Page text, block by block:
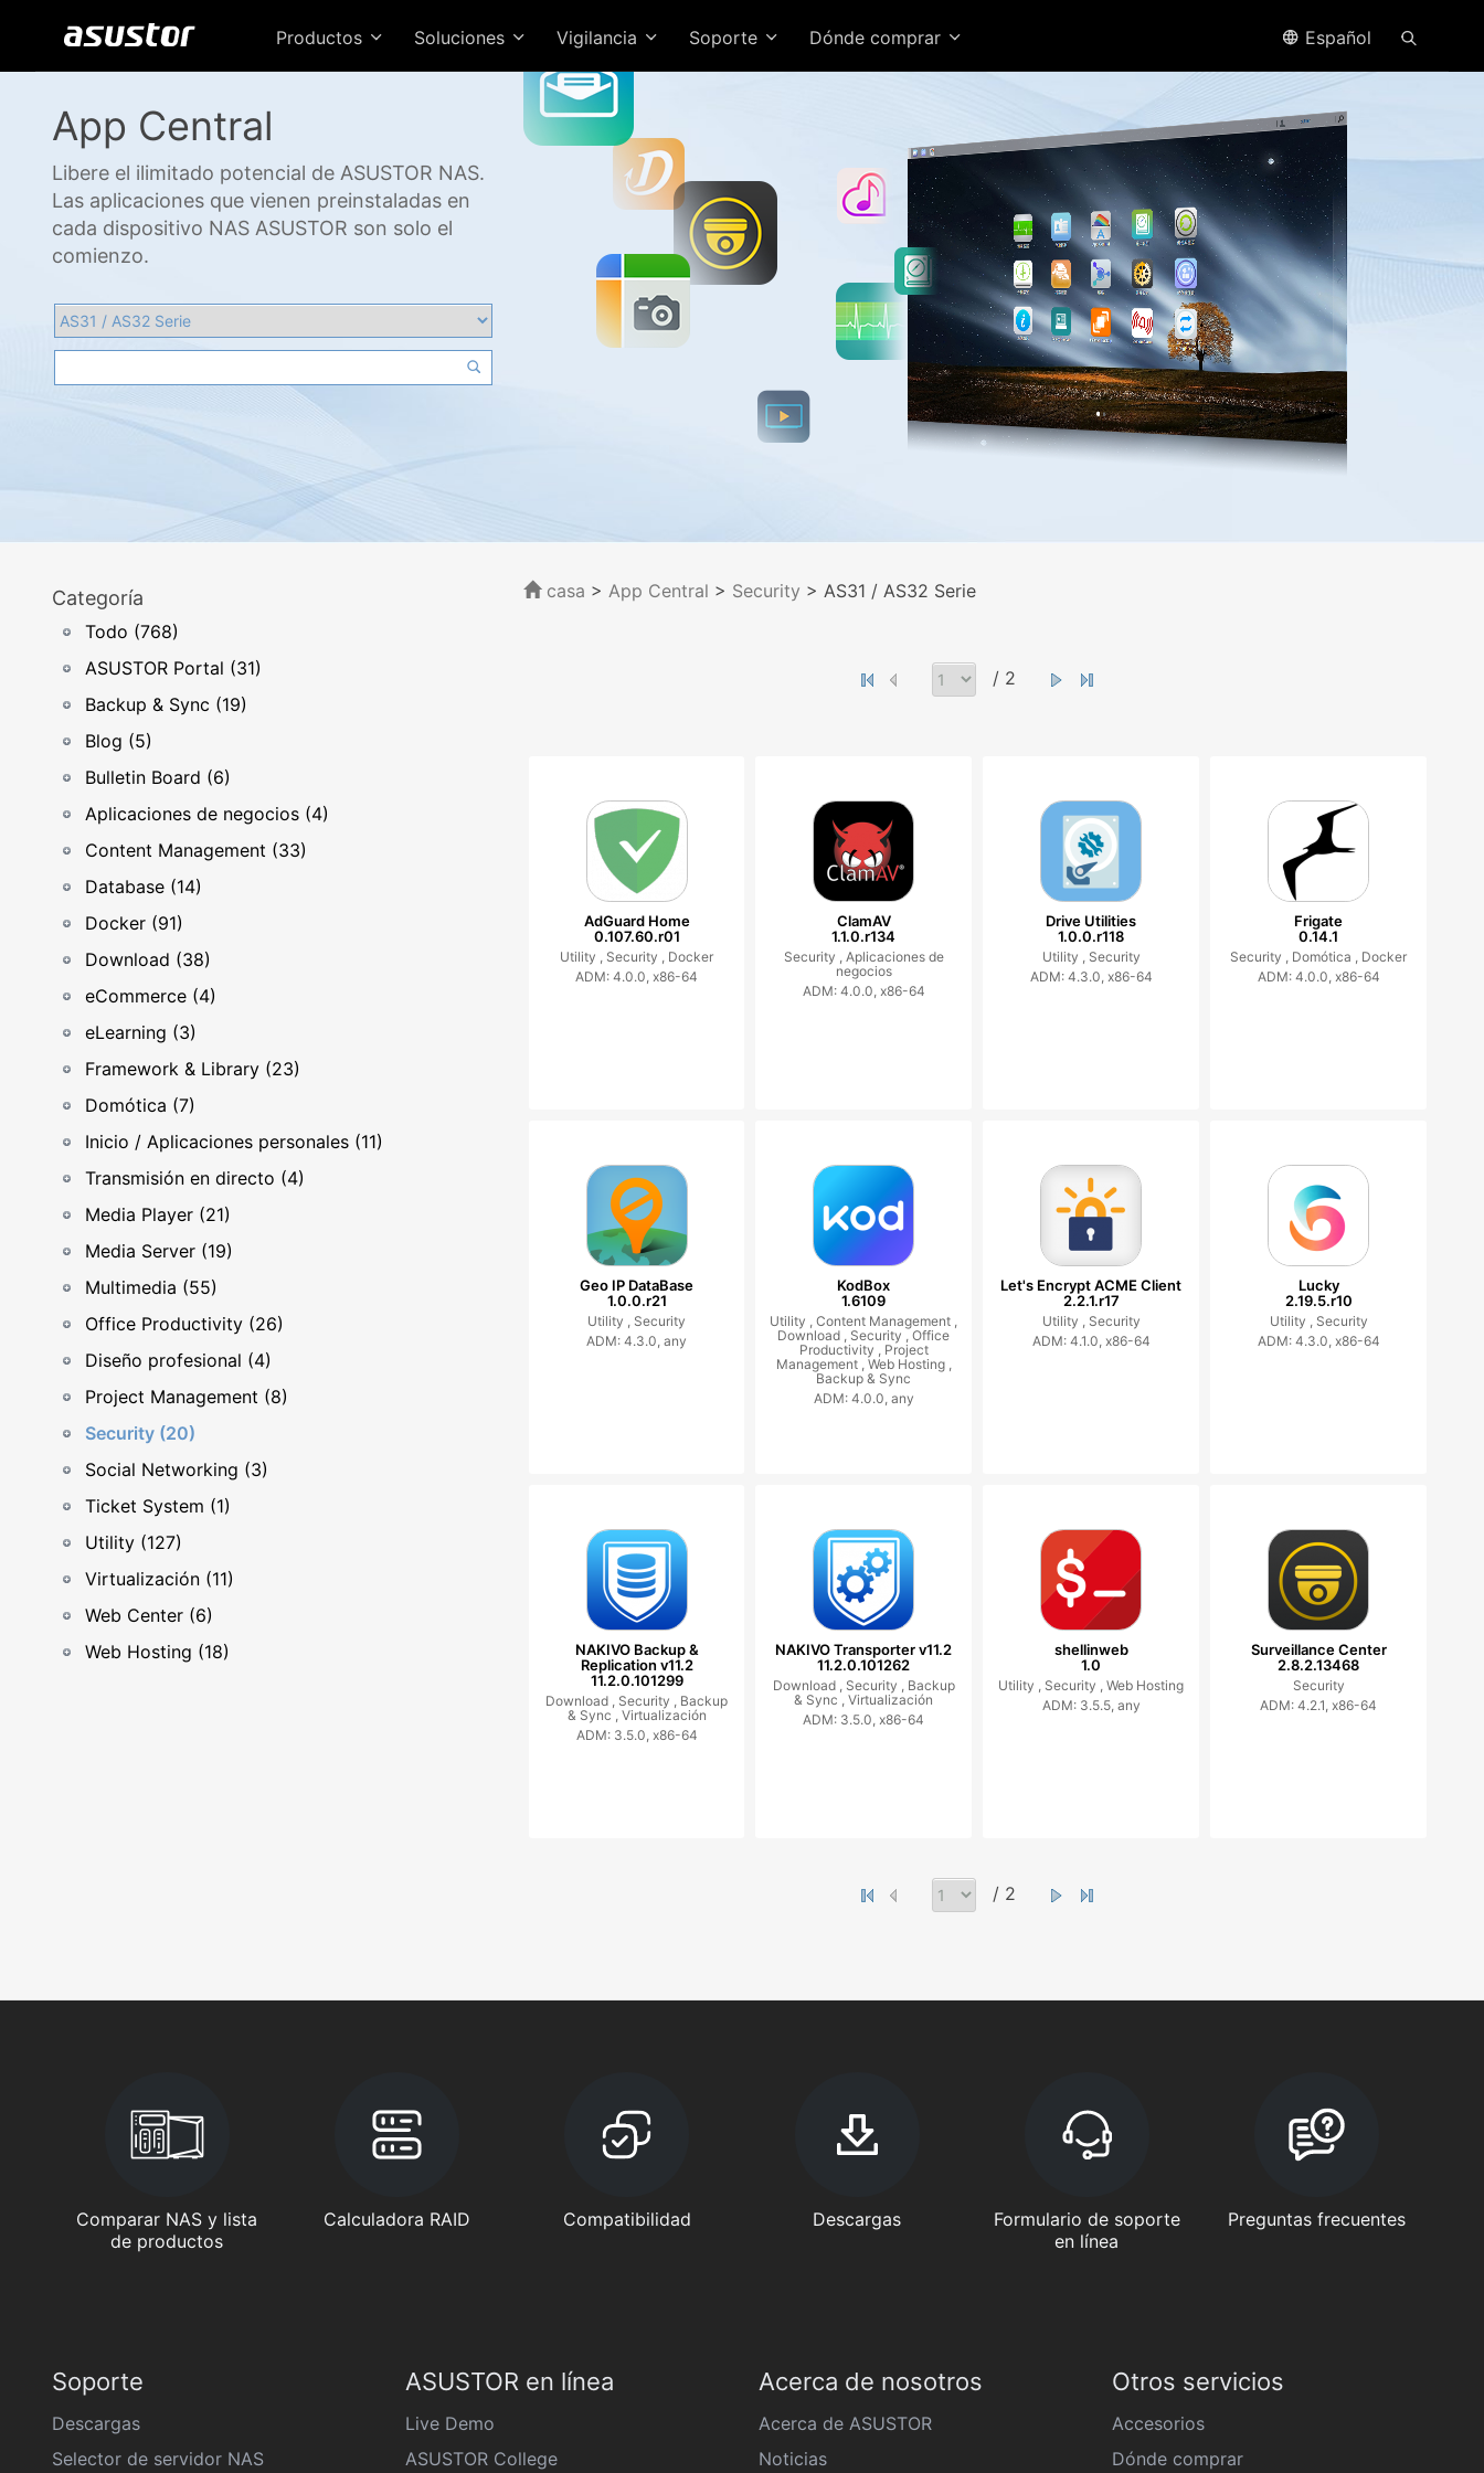
Productos Soluciones Vigilancia Soporte Dónde comprar Español
App Central
Libere el ilimitado potencial de ASUSTOR NAS.
Las aplicaciones que vienen preinstaladas en
cada dispositivo NAS ASUSTOR son solo el
comienzo.
Categoría
Todo (768)
ASUSTOR Portal (31)
Backup & Sync (19)
Blog (5)
Bulletin Board (6)
Aplicaciones de negocios (4)
Content Management (33)
Database (14)
Docker (91)
Download (38)
eCommerce (4)
eLearning (3)
Framework & Library (23)
Domótica (7)
Inicio / Aplicaciones personales (11)
Transmisión en directo (4)
Media Player (21)
Media Server (19)
Multimedia (55)
Office Productivity (26)
Diseño profesional (4)
Project Management (8)
Security (20)
Social Networking (3)
Ticket System (1)
Utility (127)
Virtualización (11)
Web Center (6)
Web Hosting (18)
casa > App Central > Security > AS31 / AS32 Serie
/ 2
AdGuard Home
0.107.60.r01
Utility , Security , Docker
ADM: 4.0.0, x86-64
ClamAV
1.1.0.r134
Security , Aplicaciones de
negocios
ADM: 4.0.0, x86-64
Drive Utilities
1.0.0.r118
Utility , Security
ADM: 4.3.0, x86-64
Frigate
0.14.1
Security , Domótica , Docker
ADM: 4.0.0, x86-64
Geo IP DataBase
1.0.0.r21
Utility , Security
ADM: 4.3.0, any
KodBox
1.6109
Utility ,Content Management ,
Download , Security ,Office
Productivity , Project
Management , Web Hosting ,
Backup & Sync
ADM: 4.0.0, any
Let's Encrypt ACME Client
2.2.1.r17
Utility , Security
ADM: 4.1.0, x86-64
Lucky
2.19.5.r10
Utility , Security
ADM: 4.3.0, x86-64
NAKIVO Backup &
Replication v11.2
11.2.0.101299
Download , Security , Backup
& Sync , Virtualización
ADM: 3.5.0, x86-64
NAKIVO Transporter v11.2
11.2.0.101262
Download , Security , Backup
& Sync ,Virtualización
ADM: 3.5.0, x86-64
shellinweb
1.0
Utility , Security ,Web Hosting
ADM: 3.5.5, any
Surveillance Center
2.8.2.13468
Security
ADM: 4.2.1, x86-64
/ 2
Comparar NAS y lista
de productos
Calculadora RAID Compatibilidad Descargas
Formulario de soporte
en línea
Preguntas frecuentes
Soporte
Descargas
Selector de servidor NAS
ASUSTOR en línea
Live Demo
ASUSTOR College
Acerca de nosotros
Acerca de ASUSTOR
Noticias
Otros servicios
Accesorios
Dónde comprar